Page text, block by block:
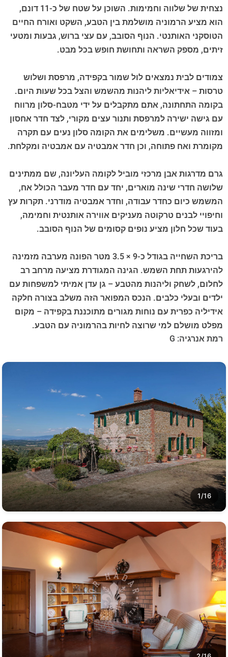
נצחית של שלווה וחמימות. השוכן על שטח של כ-11 דונם,
הוא מציע הרמוניה מושלמת בין הטבע, השקט ואורח החיים
הטוסקני האותנטי. הנוף הסובב, עם עצי ברוש, גבעות ומטעי
זיתים, מספק השראה ותחושת חופש בכל מבט.
צמודים לבית נמצאים לול שמור בקפידה, מרפסת ושלוש
טרסות – אידיאליות ליהנות מהשמש והצל בכל שעות היום.
בקומה התחתונה, אתם מתקבלים על ידי מטבח-סלון מרווח
עם גישה ישירה למרפסת ותנור עצים מקורי, לצד חדר אחסון
ומזווה מעשיים. משלימים את הקומה סלון נעים עם תקרה
מקומרת ואח פתוחה, וכן חדר אמבטיה עם אמבטיה ומקלחת.
גרם מדרגות אבן מרכזי מוביל לקומה העליונה, שם ממתינים
שלושה חדרי שינה מוארים, יחד עם חדר מעבר הכולל אח,
המשמש כיום כחדר עבודה, וחדר אמבטיה מודרני. תקרות עץ
וחיפויי לבנים טרקוטה מעניקים אווירה אותנטית וחמימה,
בעוד שכל חלון מציע נופים קסומים של הנוף הסובב.
בריכת השחייה בגודל כ-9 × 3.5 מטר הפונה מערבה מזמינה
להירגעות תחת השמש. הגינה המגודרת מציעה מרחב רב
לחלום, לשחק וליהנות מהטבע – גן עדן אמיתי למשפחות עם
ילדים ובעלי כלבים. הנכס המפואר הזה משלב בצורה חלקה
אידיליה כפרית עם נוחות מגורים מתוכננת בקפידה – מקום
מפלט מושלם למי שרוצה לחיות בהרמוניה עם הטבע.
רמת אנרגיה: G
1/16